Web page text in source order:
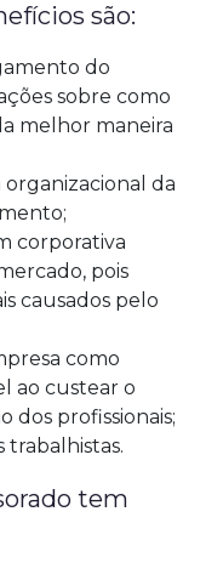
são:
do
sobre como
melhor maneira
da
corporativa
pois
causados pelo
como
ao custear o
dos profissionais;
trabalhistas.
tem